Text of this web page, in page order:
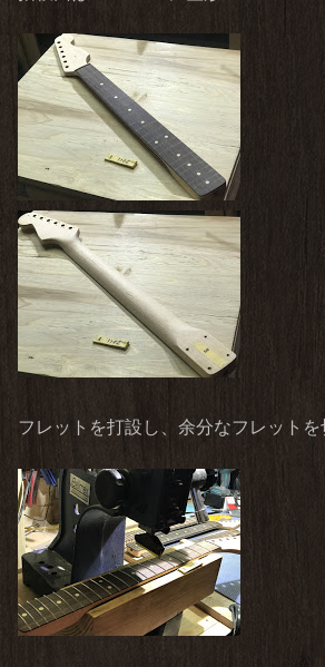
フレットを打設し、余分なフレット